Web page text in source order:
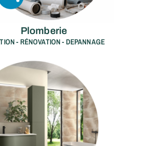
Plomberie
- RÉNOVATION - DEPANNAGE